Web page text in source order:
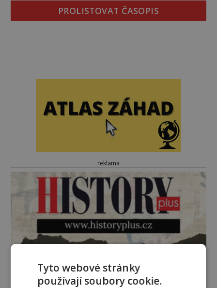
PROLISTOVAT ČASOPIS
reklama
Tyto webové stránky
používají soubory cookie.